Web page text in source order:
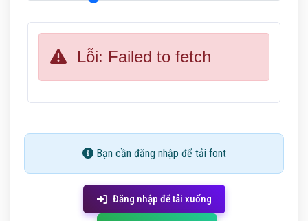
Lỗi: Failed to fetch
Bạn cần đăng nhập để tải font
Đăng nhập để tải xuống